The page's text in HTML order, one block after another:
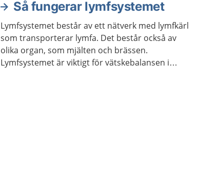
Så fungerar lymfsystemet
Lymfsystemet består av ett nätverk med lymfkärl
som transporterar lymfa. Det består också av
olika organ, som mjälten och brässen.
Lymfsystemet är viktigt för vätskebalansen i